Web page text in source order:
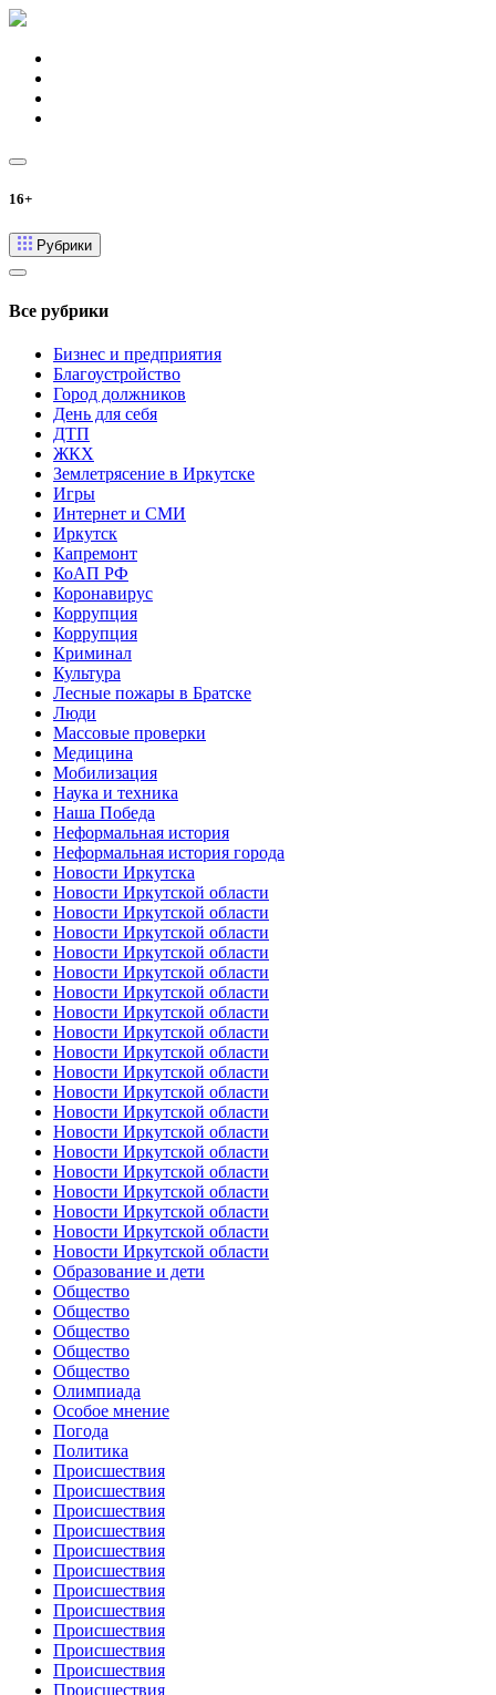
16+
Рубрики
Все рубрики
Бизнес и предприятия
Благоустройство
Город должников
День для себя
ДТП
ЖКХ
Землетрясение в Иркутске
Игры
Интернет и СМИ
Иркутск
Капремонт
КоАП РФ
Коронавирус
Коррупция
Коррупция
Криминал
Культура
Лесные пожары в Братске
Люди
Массовые проверки
Медицина
Мобилизация
Наука и техника
Наша Победа
Неформальная история
Неформальная история города
Новости Иркутска
Новости Иркутской области
Новости Иркутской области
Новости Иркутской области
Новости Иркутской области
Новости Иркутской области
Новости Иркутской области
Новости Иркутской области
Новости Иркутской области
Новости Иркутской области
Новости Иркутской области
Новости Иркутской области
Новости Иркутской области
Новости Иркутской области
Новости Иркутской области
Новости Иркутской области
Новости Иркутской области
Новости Иркутской области
Новости Иркутской области
Новости Иркутской области
Образование и дети
Общество
Общество
Общество
Общество
Общество
Олимпиада
Особое мнение
Погода
Политика
Происшествия
Происшествия
Происшествия
Происшествия
Происшествия
Происшествия
Происшествия
Происшествия
Происшествия
Происшествия
Происшествия
Происшествия